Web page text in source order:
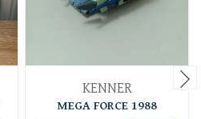
KENNER
MEGA FORCE 1988